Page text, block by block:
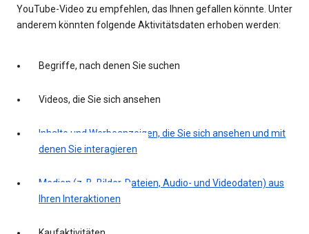
YouTube-Video zu empfehlen, das Ihnen gefallen könnte. Unter
anderem könnten folgende Aktivitätsdaten erhoben werden:
Begriffe, nach denen Sie suchen
Videos, die Sie sich ansehen
Inhalte und Werbeanzeigen, die Sie sich ansehen und mit
denen Sie interagieren
Medien (z. B. Bilder, Dateien, Audio- und Videodaten) aus
Ihren Interaktionen